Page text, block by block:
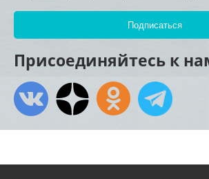
Присоединяйтесь к